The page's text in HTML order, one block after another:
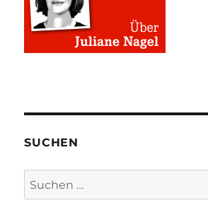
SUCHEN
Suchen
nach: